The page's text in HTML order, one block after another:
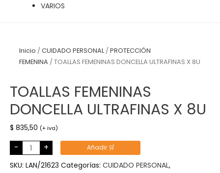
VARIOS
Inicio /CUIDADO PERSONAL/PROTECCIÓN
FEMENINA / TOALLAS FEMENINAS DONCELLA ULTRAFINAS X 8U
TOALLAS FEMENINAS
DONCELLA ULTRAFINAS X 8U
$ 835,50 (+ iva)
- TOALLAS
FEMENINAS
DONCELLA
ULTRAFINAS
X
+ Añadir 🛒
SKU: LAN/21623 Categorías: CUIDADO PERSONAL,